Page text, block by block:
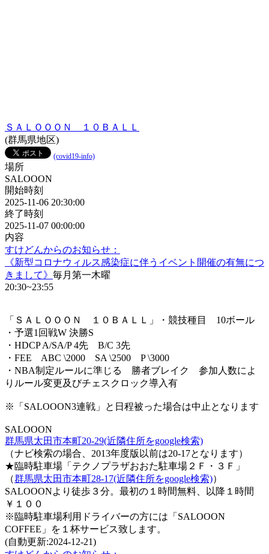
ＳＡＬＯＯＯＮ １０ＢＡＬＬ
(群馬県地区)
(covid19-info)
場所
SALOOON
開始時刻
2025-11-06 20:30:00
終了時刻
2025-11-07 00:00:00
内容
すけどんからのお知らせ：
《新型コロナウィルス感染症に伴うイベント開催の有無につ
きまして》 毎月第一木曜
20:30~23:55
「ＳＡＬＯＯＯＮ １０ＢＡＬＬ」・競技種目 10ボール
・予選1回戦W 決勝S
・HDCP A/SA/P 4先 B/C 3先
・FEE ABC \2000 SA \2500 P \3000
・NBA制定ルールに準じる 勝者ブレイク 参加人数によ
りルール変更及びチェスクロック導入有
※「SALOOON3連戦」と日程被った場合は中止となります
SALOOON
群馬県太田市本町20-29(近隣住所をgoogle検索)
（ナビ検索の場合、2013年度版以前は20-17となります）
★臨時駐車場「テクノプラザおおた駐車場２Ｆ・３Ｆ」
（群馬県太田市本町28-17(近隣住所をgoogle検索)）
SALOOONより徒歩３分。最初の１時間無料、以降１時間
￥１００
※臨時駐車場利用ドライバーの方には「SALOOON
COFFEE」を１杯サービス致します。
(自動更新:2024-12-21)